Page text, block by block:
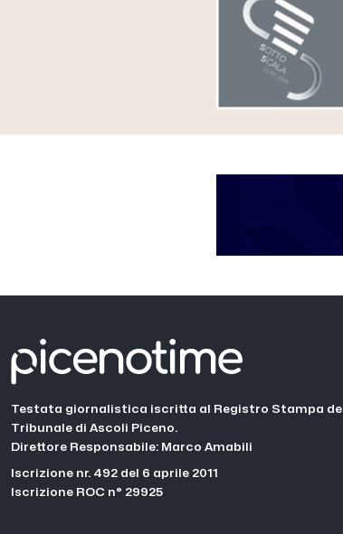
Testata giornalistica iscritta al Registro Stampa del
Tribunale di Ascoli Piceno.
Direttore Responsabile: Marco Amabili
Iscrizione nr. 492 del 6 aprile 2011
Iscrizione ROC n° 29925